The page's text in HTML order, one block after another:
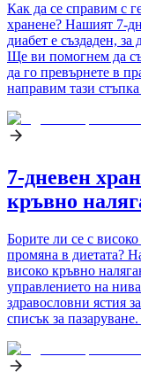
Как да се справим с
хранене? Нашият 7-
диабет е създаден,
Ще ви помогнем да
да го превърнете в
направим тази
7-дневен
кръвно
Борите ли се с
промяна в диетата?
високо кръвно
управлението на
здравословни ястия
списък за